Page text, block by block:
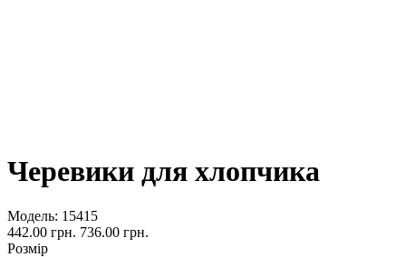
Черевики для хлопчика
Модель: 15415
442.00 грн. 736.00 грн.
Розмір